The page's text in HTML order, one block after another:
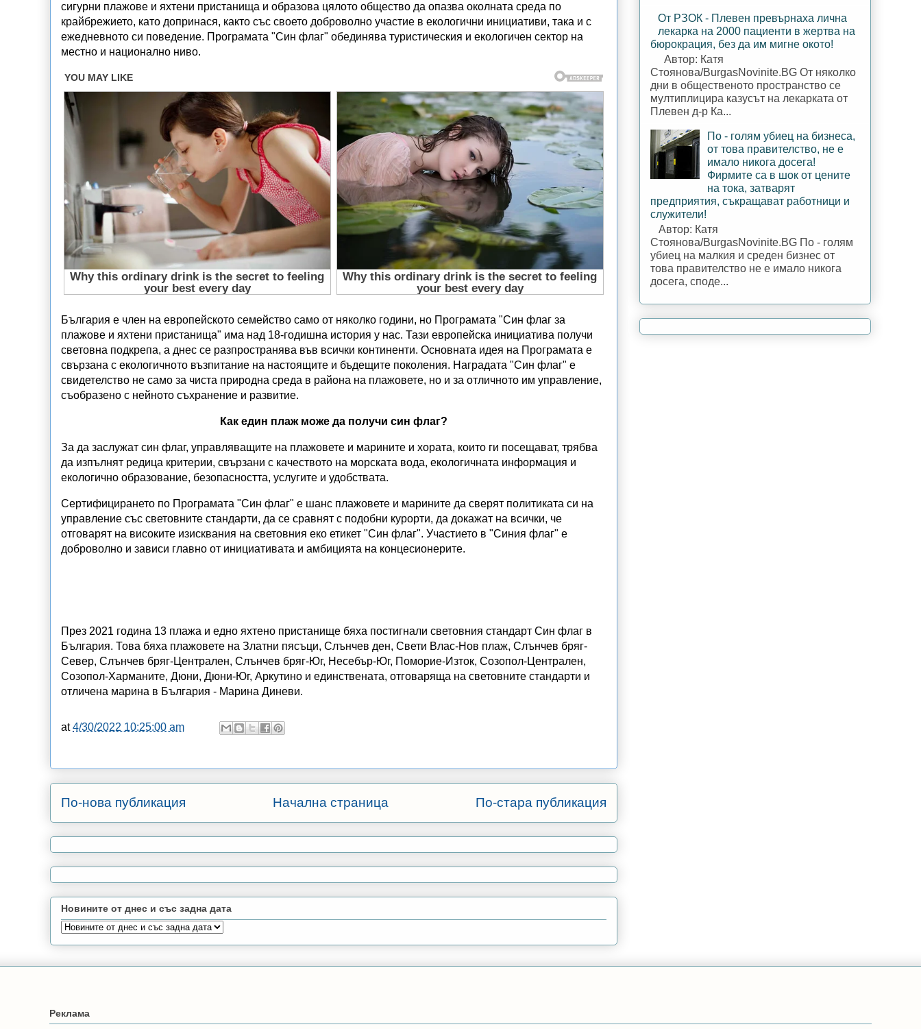
сигурни плажове и яхтени пристанища и образова цялото общество да опазва околната среда по
крайбрежието, като допринася, както със своето доброволно участие в екологични инициативи, така и с
ежедневното си поведение. Програмата "Син флаг" обединява туристическия и екологичен сектор на
местно и национално ниво.
България е член на европейското семейство само от няколко години, но Програмата "Син флаг за
плажове и яхтени пристанища" има над 18-годишна история у нас. Тази европейска инициатива получи
световна подкрепа, а днес се разпространява във всички континенти. Основната идея на Програмата е
свързана с екологичното възпитание на настоящите и бъдещите поколения. Наградата "Син флаг" е
свидетелство не само за чиста природна среда в района на плажовете, но и за отличното им управление,
съобразено с нейното съхранение и развитие.
Как един плаж може да получи син флаг?
За да заслужат син флаг, управляващите на плажовете и марините и хората, които ги посещават, трябва
да изпълнят редица критерии, свързани с качеството на морската вода, екологичната информация и
екологично образование, безопасността, услугите и удобствата.
Сертифицирането по Програмата "Син флаг" е шанс плажовете и марините да сверят политиката си на
управление със световните стандарти, да се сравнят с подобни курорти, да докажат на всички, че
отговарят на високите изисквания на световния еко етикет "Син флаг". Участието в "Синия флаг" е
доброволно и зависи главно от инициативата и амбицията на концесионерите.
През 2021 година 13 плажа и едно яхтено пристанище бяха постигнали световния стандарт Син флаг в
България. Това бяха плажовете на Златни пясъци, Слънчев ден, Свети Влас-Нов плаж, Слънчев бряг-
Север, Слънчев бряг-Централен, Слънчев бряг-Юг, Несебър-Юг, Поморие-Изток, Созопол-Централен,
Созопол-Харманите, Дюни, Дюни-Юг, Аркутино и единствената, отговаряща на световните стандарти и
отличена марина в България - Марина Диневи.
at4/30/2022 10:25:00 am
По-нова публикация По-стара публикация
Начална страница
Новините от днес и със задна дата
От РЗОК - Плевен превърнаха лична
лекарка на 2000 пациенти в жертва на
бюрокрация, без да им мигне окото!
Автор: Катя
Стоянова/BurgasNovinite.BG От няколко
дни в общественото пространство се
мултиплицира казусът на лекарката от
Плевен д-р Ка...
По - голям убиец на бизнеса,
от това правителство, не е
имало никога досега!
Фирмите са в шок от цените
на тока, затварят
предприятия, съкращават работници и
служители!
Автор: Катя
Стоянова/BurgasNovinite.BG По - голям
убиец на малкия и среден бизнес от
това правителство не е имало никога
досега, споде...
Реклама